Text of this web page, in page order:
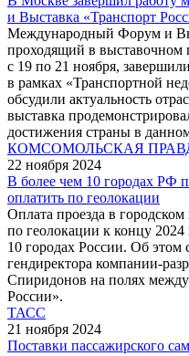
и Выставка «Транспорт
Международный Форум и
проходящий в выставочном
с 19 по 21 ноября,
в рамках «Транспортной
обсудили актуальность
выставка
достижения страны в
КОМСОМОЛЬСКАЯ
22 ноября 2024
В более чем 10 городах РФ
оплатить по геолокации
Оплата проезда в
по геолокации к концу 2024
10 городах России. Об
гендиректора компании-
Спиридонов на полях
России».
ТАСС
21 ноября 2024
Поставки пассажирского